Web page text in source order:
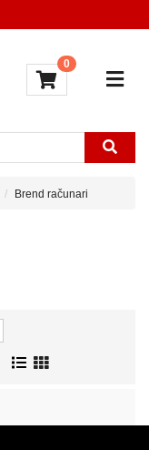
0
Brend računari